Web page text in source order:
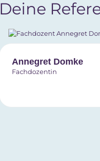
Deine
Annegret Domke
Fachdozentin